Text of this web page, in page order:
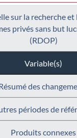
sur la recherche
privés sans but
(RDOP)
Variable(s)
des
périodes de
Produits connexes